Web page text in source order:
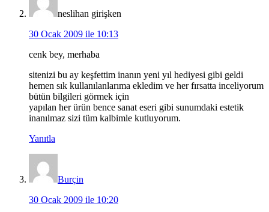
neslihan girişken
30 Ocak 2009 ile 10:13
cenk bey, merhaba
sitenizi bu ay keşfettim inanın yeni yıl hediyesi gibi geldi
hemen sık kullanılanlarıma ekledim ve her fırsatta inceliyorum
bütün bilgileri görmek için
yapılan her ürün bence sanat eseri gibi sunumdaki estetik
inanılmaz sizi tüm kalbimle kutluyorum.
Yanıtla
Burçin
30 Ocak 2009 ile 10:20